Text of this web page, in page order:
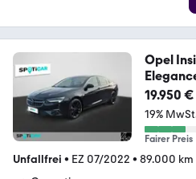
Opel
19.950 €
19%
Fairer Preis
Unfallfrei • EZ 07/2022 • 89.000 km